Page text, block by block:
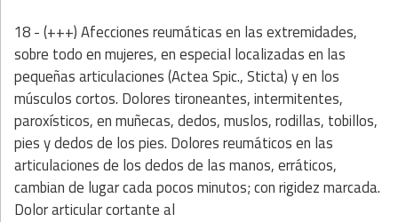
18 - (+++) Afecciones reumáticas en las extremidades,
sobre todo en mujeres, en especial localizadas en las
pequeñas articulaciones (Actea Spic., Sticta) y en los
músculos cortos. Dolores tironeantes, intermitentes,
paroxísticos, en muñecas, dedos, muslos, rodillas, tobillos,
pies y dedos de los pies. Dolores reumáticos en las
articulaciones de los dedos de las manos, erráticos,
cambian de lugar cada pocos minutos; con rigidez marcada.
Dolor articular cortante al